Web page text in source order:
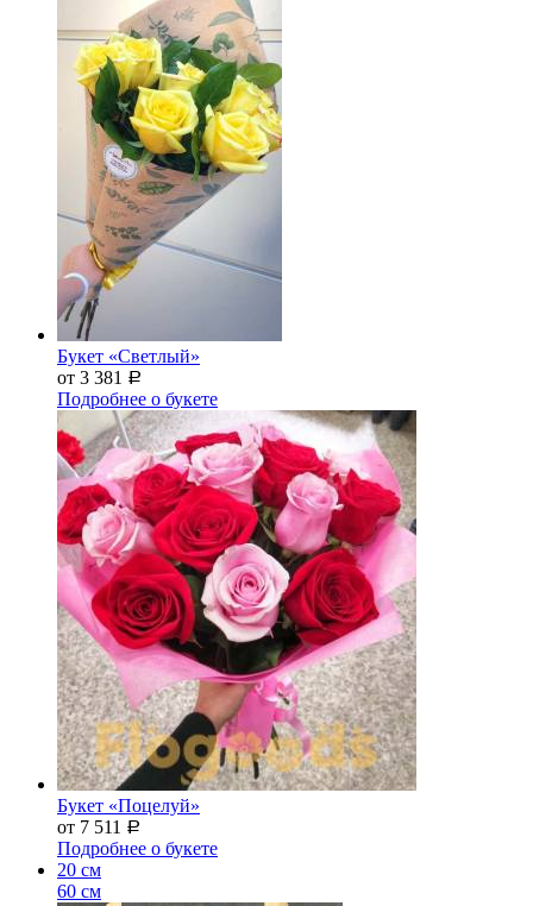
Букет «Светлый»
от 3 381
Р
Подробнее о букете
Букет «Поцелуй»
от 7 511
Р
Подробнее о букете
20 см
60 см